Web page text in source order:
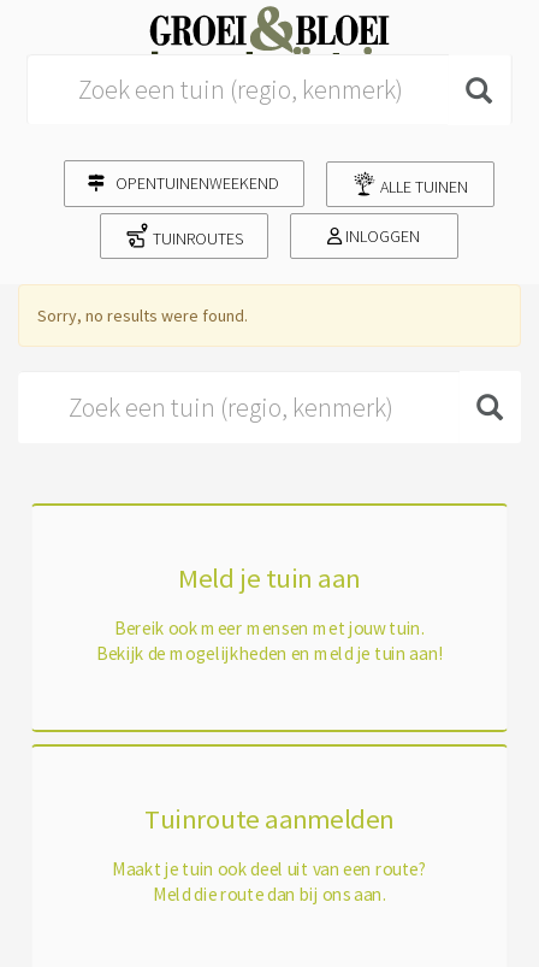
OPENTUINENWEEKEND ALLE TUINEN
TUINROUTES INLOGGEN
Sorry, no results were found.
Meld je tuin aan
Bereik ook meer mensen met jouw tuin.
Bekijk de mogelijkheden en meld je tuin aan!
Tuinroute aanmelden
Maakt je tuin ook deel uit van een route?
Meld die route dan bij ons aan.